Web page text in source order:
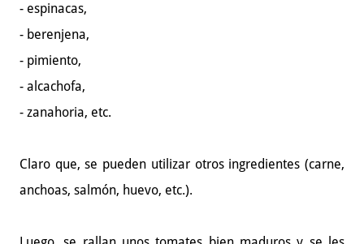
- espinacas,
- berenjena,
- pimiento,
- alcachofa,
- zanahoria, etc.
Claro que, se pueden utilizar otros ingredientes (carne,
anchoas, salmón, huevo, etc.).